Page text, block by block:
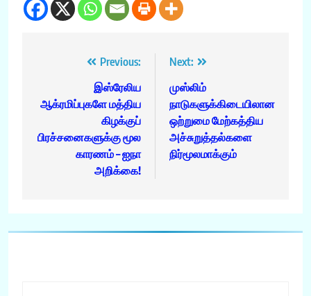
navigation
Previous:
இஸ்ரேலிய
ஆக்ரமிப்புகளே மத்திய
கிழக்குப்
பிரச்சனைகளுக்கு மூல
காரணம் – ஐநா
அறிக்கை!
Next:
முஸ்லிம்
நாடுகளுக்கிடையிலான
ஒற்றுமை மேற்கத்திய
அச்சுறுத்தல்களை
நிர்மூலமாக்கும்